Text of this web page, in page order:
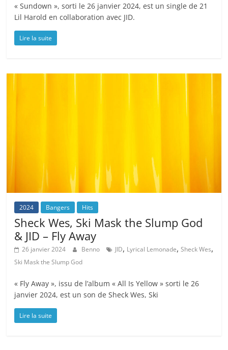
« Sundown », sorti le 26 janvier 2024, est un single de 21
Lil Harold en collaboration avec JID.
Lire la suite
2024 Bangers Hits
Sheck Wes, Ski Mask the Slump God
& JID – Fly Away
26 janvier 2024 Benno JID, Lyrical Lemonade,Sheck Wes,
Ski Mask the Slump God
« Fly Away », issu de l’album « All Is Yellow » sorti le 26
janvier 2024, est un son de Sheck Wes, Ski
Lire la suite